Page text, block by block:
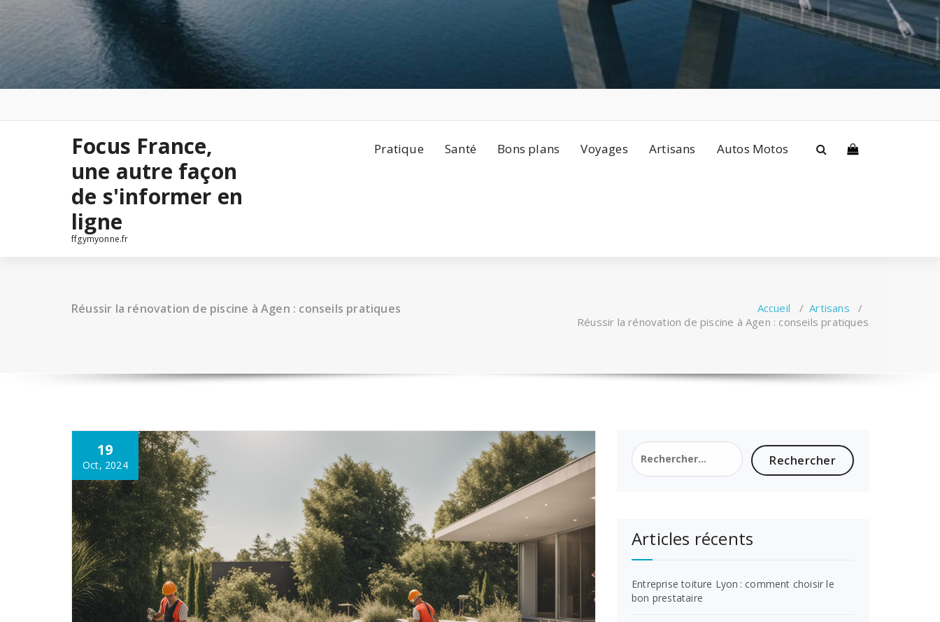
Focus France,
une autre façon
de s'informer en
ligne
ffgymyonne.fr
Pratique Santé Bons plans Voyages Artisans Autos Motos
Réussir la rénovation de piscine à Agen : conseils pratiques Accueil /Artisans /
Réussir la rénovation de piscine à Agen : conseils pratiques
19
Oct, 2024
Rechercher :
Articles récents
Entreprise toiture Lyon : comment choisir le
bon prestataire